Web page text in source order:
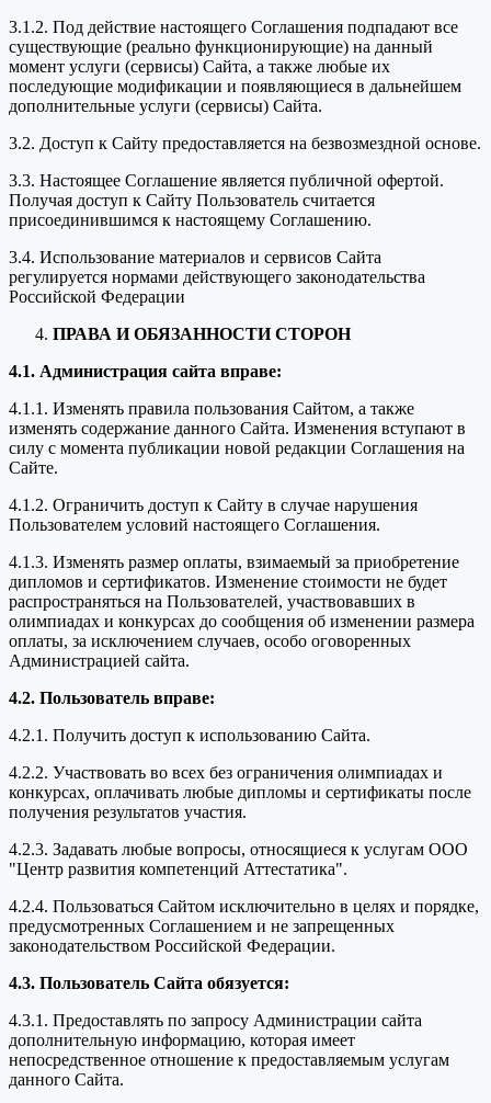
3.1.2. Под действие настоящего Соглашения подпадают все
существующие (реально функционирующие) на данный
момент услуги (сервисы) Сайта, а также любые их
последующие модификации и появляющиеся в дальнейшем
дополнительные услуги (сервисы) Сайта.
3.2. Доступ к Сайту предоставляется на безвозмездной основе.
3.3. Настоящее Соглашение является публичной офертой.
Получая доступ к Сайту Пользователь считается
присоединившимся к настоящему Соглашению.
3.4. Использование материалов и сервисов Сайта
регулируется нормами действующего законодательства
Российской Федерации
ПРАВА И ОБЯЗАННОСТИ СТОРОН
4.1. Администрация сайта вправе:
4.1.1. Изменять правила пользования Сайтом, а также
изменять содержание данного Сайта. Изменения вступают в
силу с момента публикации новой редакции Соглашения на
Сайте.
4.1.2. Ограничить доступ к Сайту в случае нарушения
Пользователем условий настоящего Соглашения.
4.1.3. Изменять размер оплаты, взимаемый за приобретение
дипломов и сертификатов. Изменение стоимости не будет
распространяться на Пользователей, участвовавших в
олимпиадах и конкурсах до сообщения об изменении размера
оплаты, за исключением случаев, особо оговоренных
Администрацией сайта.
4.2. Пользователь вправе:
4.2.1. Получить доступ к использованию Сайта.
4.2.2. Участвовать во всех без ограничения олимпиадах и
конкурсах, оплачивать любые дипломы и сертификаты после
получения результатов участия.
4.2.3. Задавать любые вопросы, относящиеся к услугам ООО
"Центр развития компетенций Аттестатика".
4.2.4. Пользоваться Сайтом исключительно в целях и порядке,
предусмотренных Соглашением и не запрещенных
законодательством Российской Федерации.
4.3. Пользователь Сайта обязуется:
4.3.1. Предоставлять по запросу Администрации сайта
дополнительную информацию, которая имеет
непосредственное отношение к предоставляемым услугам
данного Сайта.